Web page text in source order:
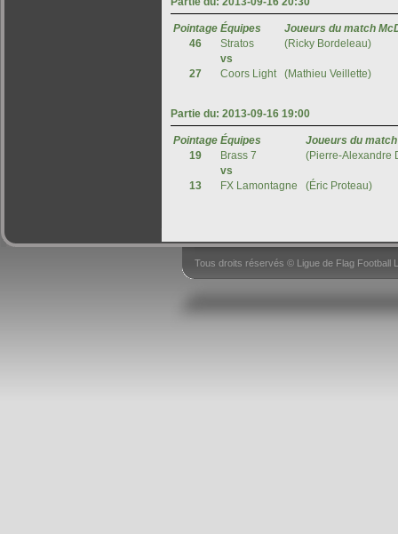
Tous droits réservés © Ligue de Flag